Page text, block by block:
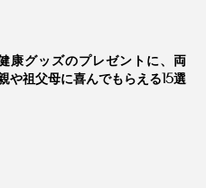
や布団で。思いついたら、
康グッズのプレゼントに、両
や祖父母に喜んでもらえる15選